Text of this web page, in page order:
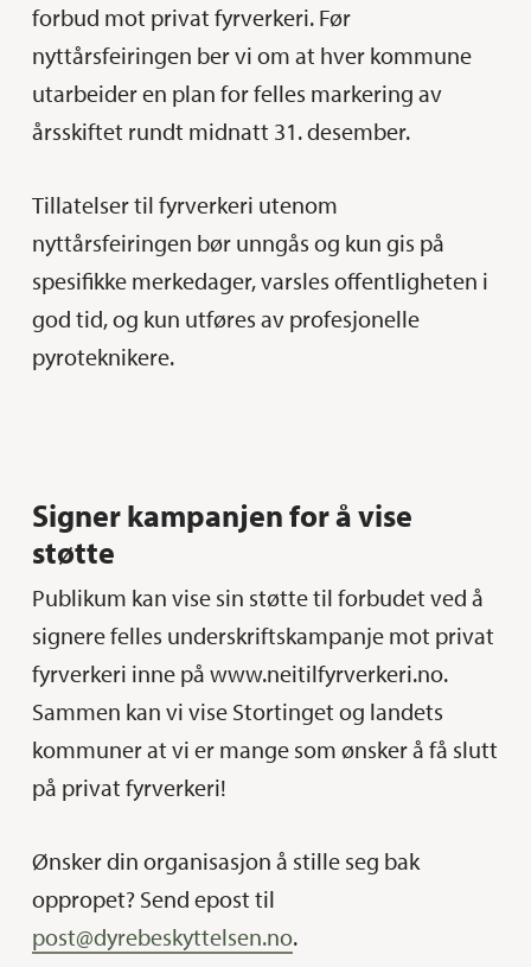
forbud mot privat fyrverkeri. Før
nyttårsfeiringen ber vi om at hver kommune
utarbeider en plan for felles markering av
årsskiftet rundt midnatt 31. desember.
Tillatelser til fyrverkeri utenom
nyttårsfeiringen bør unngås og kun gis på
spesifikke merkedager, varsles offentligheten i
god tid, og kun utføres av profesjonelle
pyroteknikere.
Signer kampanjen for å vise
støtte
Publikum kan vise sin støtte til forbudet ved å
signere felles underskriftskampanje mot privat
fyrverkeri inne på www.neitilfyrverkeri.no.
Sammen kan vi vise Stortinget og landets
kommuner at vi er mange som ønsker å få slutt
på privat fyrverkeri!
Ønsker din organisasjon å stille seg bak
oppropet? Send epost til
post@dyrebeskyttelsen.no.